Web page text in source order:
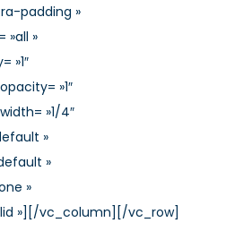
padding »
»all »
»1″
»1″
»1/4″
»
»
»
»][/vc_column][/vc_row]